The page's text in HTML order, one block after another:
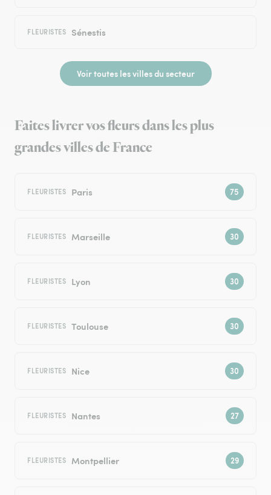
FLEURISTES Sénestis
Voir toutes les villes du secteur
Faites livrer vos fleurs dans les plus
grandes villes de France
FLEURISTES Paris
FLEURISTES Marseille
FLEURISTES Lyon
FLEURISTES Toulouse
FLEURISTES Nice
FLEURISTES Nantes
FLEURISTES Montpellier